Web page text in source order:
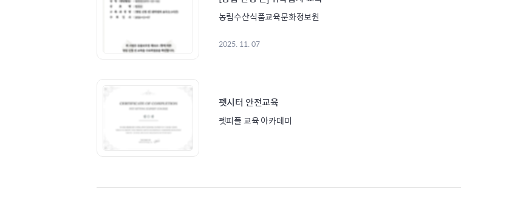
농림수산식품교육문화정보원
2025. 11. 07
펫시터 안전교육
펫피플 교육 아카데미